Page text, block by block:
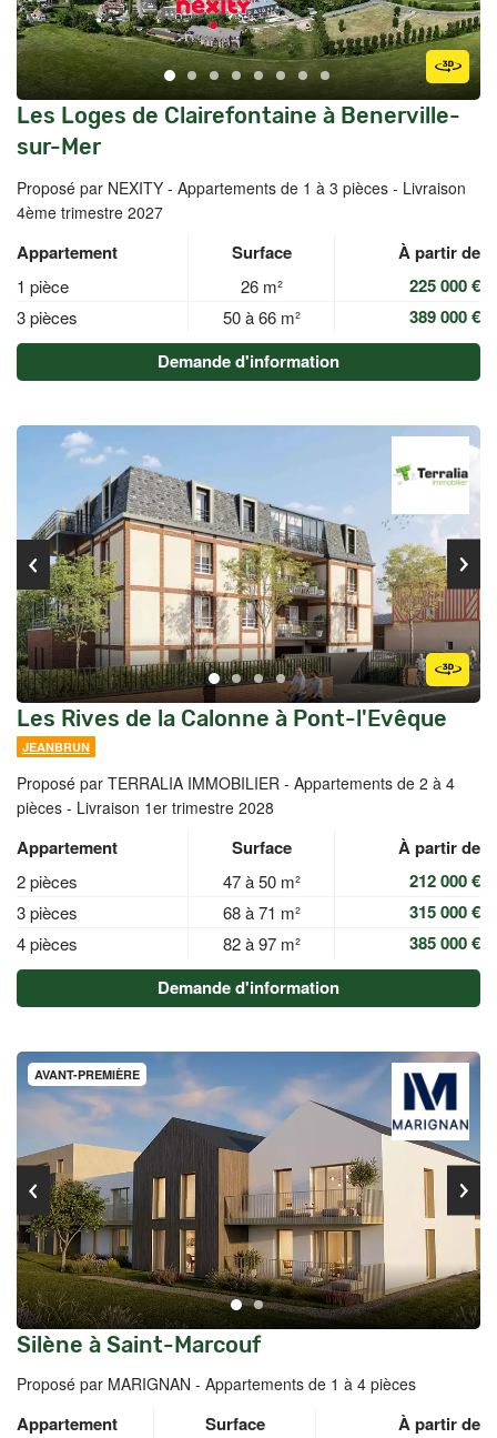
Les Loges de Clairefontaine à Benerville-
sur-Mer
Proposé par NEXITY - Appartements de 1 à 3 pièces - Livraison
4ème trimestre 2027
Appartement Surface À partir de
1 pièce 26 m² 225 000 €
3 pièces 50 à 66 m²
389 000 €
Demande d'information
Les Rives de la Calonne à Pont-l'Evêque
JEANBRUN
Proposé par TERRALIA IMMOBILIER - Appartements de 2 à 4
pièces - Livraison 1er trimestre 2028
Appartement Surface À partir de
2 pièces 47 à 50 m² 212 000 €
3 pièces 68 à 71 m² 315 000 €
4 pièces 82 à 97 m²
385 000 €
Demande d'information
AVANT-PREMIÈRE
Silène à Saint-Marcouf
Proposé par MARIGNAN - Appartements de 1 à 4 pièces
Appartement Surface À partir de